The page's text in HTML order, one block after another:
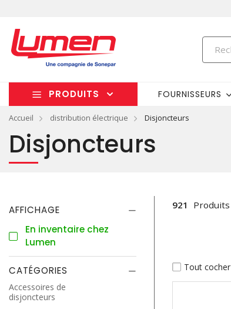
PRODUITS FOURNISSEURS
Accueil distribution électrique Disjoncteurs
Disjoncteurs
AFFICHAGE
En inventaire chez
Lumen
CATÉGORIES
Accessoires de
disjoncteurs
921 Produits
Tout cocher